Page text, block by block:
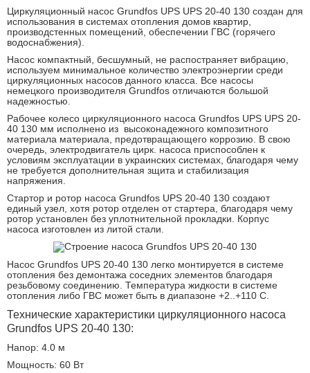
Циркуляционный насос Grundfos UPS UPS 20-40 130 создан для
использования в системах отопления домов квартир,
производстенных помещений, обеспечении ГВС (горячего
водоснабжения).
Насос компактный, бесшумный, не распостраняет вибрацию,
используем минимальное количество электроэнергии среди
циркуляционных насосов данного класса. Все насосы
немецкого производителя Grundfos отличаются большой
надежностью.
Рабочее колесо циркуляционного насоса Grundfos UPS UPS 20-
40 130 мм исполнено из высоконадежного композитного
материала материала, предотвращающего коррозию. В свою
очередь, электродвигатель цирк. насоса приспособлен к
условиям эксплуатации в украинских системах, благодаря чему
не требуется дополнительная зщита и стабилизация
напряжения.
Стартор и ротор насоса Grundfos UPS 20-40 130 создают
единый узел, хотя ротор отделен от стартера, благодаря чему
ротор установлен без уплотнительной прокладки. Корпус
насоса изготовлен из литой стали.
Насос Grundfos UPS 20-40 130 легко монтируется в системе
отопления без демонтажа соседних элементов благодаря
резьбовому соединению. Температура жидкости в системе
отопления либо ГВС может быть в диапазоне +2..+110 С.
Технические характеристики циркуляционного насоса
Grundfos UPS 20-40 130:
Напор: 4.0 м
Мощность: 60 Вт